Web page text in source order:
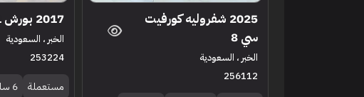
2025 شفروليه كورفيت
سي 8
الخبر ، السعودية
256112
2017 بورش 911 كاريرا
الخبر ، السعودية
253224
مستعملة 6 سلندرات